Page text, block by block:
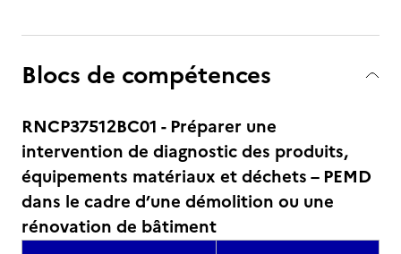
Blocs de compétences
RNCP37512BC01 - Préparer une
intervention de diagnostic des produits,
équipements matériaux et déchets – PEMD
dans le cadre d’une démolition ou une
rénovation de bâtiment